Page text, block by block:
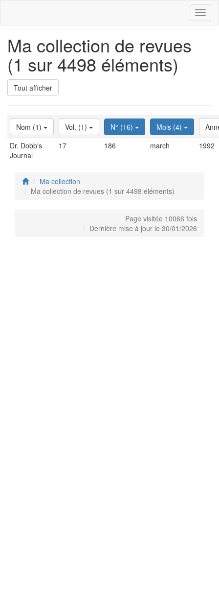
Ma collection de revues
(1 sur 4498 éléments)
Tout afficher
Nom (1) Vol. (1) N° (16) Mois (4)
Dr. Dobb's
Journal
17 186 march 1992
Ma collection
Ma collection de revues (1 sur 4498 éléments)
Page visitée 10066 fois
Dernière mise à jour le 30/01/2026